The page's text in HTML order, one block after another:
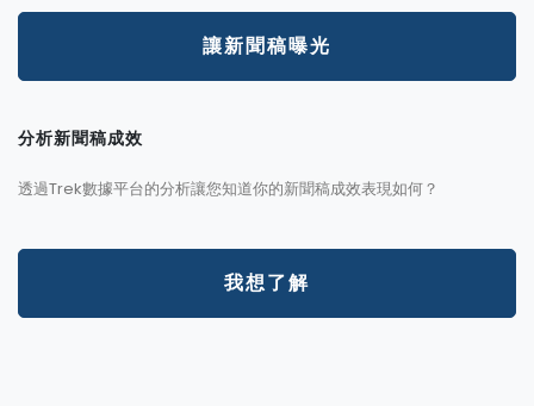
讓新聞稿曝光
分析新聞稿成效
透過Trek數據平台的分析讓您知道你的新聞稿成效表現如何？
我想了解